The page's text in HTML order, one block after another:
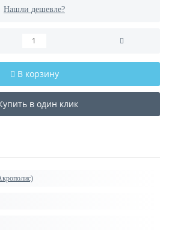
Нашли дешевле?
В корзину
в один клик